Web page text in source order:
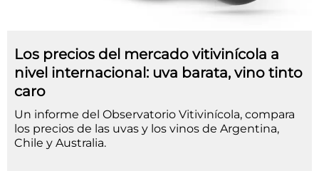
Los precios del mercado vitivinícola a
nivel internacional: uva barata, vino tinto
caro
Un informe del Observatorio Vitivinícola, compara
los precios de las uvas y los vinos de Argentina,
Chile y Australia.